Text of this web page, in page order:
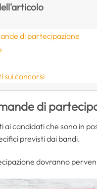
di partecipazione
sui concorsi
di
ai candidati che sono in
previsti dai bandi.
dovranno